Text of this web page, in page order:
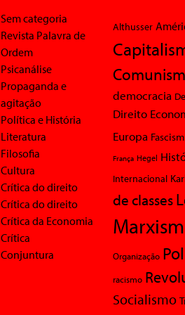
Sem categoria
Revista Palavra de
Ordem
Psicanálise
Propaganda e
agitação
Política e História
Literatura
Filosofia
Cultura
Crítica do direito
Crítica do direito
Crítica da Economia
Crítica
Conjuntura
Althusser
democracia
Direito
Europa
França Hegel
Internacional
de classes
Organização
racismo
Socialismo